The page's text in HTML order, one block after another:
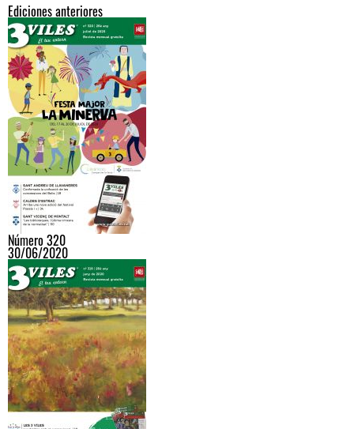
Ediciones anteriores
Número 320
30/06/2020